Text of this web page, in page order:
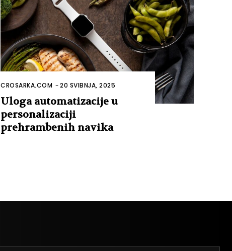
CROSARKA.COM -20 SVIBNJA, 2025
Uloga automatizacije u
personalizaciji
prehrambenih navika